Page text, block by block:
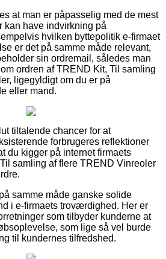
at man er påpasselig med de mest
kan have indvirkning på
hvilken byttepolitik e-firmaet
er det på samme måde relevant,
sin ordremail, således man
ordren af TREND Kit, Til samling
ligegyldigt om du er på
eller mand.
tiltalende chancer for at
forbrugeres reflektioner
du kigger på internet firmaets
samling af flere TREND Vinreoler
samme måde ganske solide
i e-firmaets troværdighed. Her er
som tilbyder kunderne at
som lige så vel burde
til kundernes tilfredshed.